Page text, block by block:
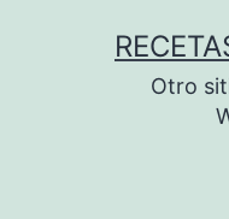
Otro